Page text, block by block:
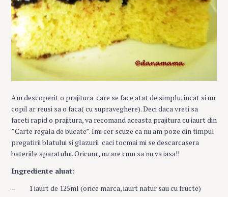
Am descoperit o prajitura care se face atat de simplu, incat si un
copil ar reusi sa o faca( cu supraveghere). Deci daca vreti sa
faceti rapid o prajitura, va recomand aceasta prajitura cu iaurt din
”Carte regala de bucate”. Imi cer scuze ca nu am poze din timpul
pregatirii blatului si glazurii caci tocmai mi se descarcasera
bateriile aparatului. Oricum , nu are cum sa nu va iasa!!
Ingrediente aluat:
– 1 iaurt de 125ml (orice marca, iaurt natur sau cu fructe)